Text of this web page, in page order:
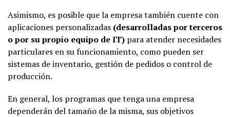
Asimismo, es posible que la empresa también cuente con
aplicaciones personalizadas (desarrolladas por terceros
o por su propio equipo de IT) para atender necesidades
particulares en su funcionamiento, como pueden ser
sistemas de inventario, gestión de pedidos o control de
producción.
En general, los programas que tenga una empresa
dependerán del tamaño de la misma, sus objetivos